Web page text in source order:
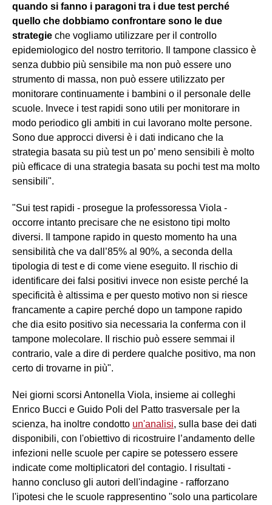
quando si fanno i paragoni tra i due test perché
quello che dobbiamo confrontare sono le due
strategie che vogliamo utilizzare per il controllo
epidemiologico del nostro territorio. Il tampone classico è
senza dubbio più sensibile ma non può essere uno
strumento di massa, non può essere utilizzato per
monitorare continuamente i bambini o il personale delle
scuole. Invece i test rapidi sono utili per monitorare in
modo periodico gli ambiti in cui lavorano molte persone.
Sono due approcci diversi è i dati indicano che la
strategia basata su più test un po’ meno sensibili è molto
più efficace di una strategia basata su pochi test ma molto
sensibili".
"Sui test rapidi - prosegue la professoressa Viola -
occorre intanto precisare che ne esistono tipi molto
diversi. Il tampone rapido in questo momento ha una
sensibilità che va dall’85% al 90%, a seconda della
tipologia di test e di come viene eseguito. Il rischio di
identificare dei falsi positivi invece non esiste perché la
specificità è altissima e per questo motivo non si riesce
francamente a capire perché dopo un tampone rapido
che dia esito positivo sia necessaria la conferma con il
tampone molecolare. Il rischio può essere semmai il
contrario, vale a dire di perdere qualche positivo, ma non
certo di trovarne in più".
Nei giorni scorsi Antonella Viola, insieme ai colleghi
Enrico Bucci e Guido Poli del Patto trasversale per la
scienza, ha inoltre condotto un'analisi, sulla base dei dati
disponibili, con l'obiettivo di ricostruire l’andamento delle
infezioni nelle scuole per capire se potessero essere
indicate come moltiplicatori del contagio. I risultati -
hanno concluso gli autori dell'indagine - rafforzano
l'ipotesi che le scuole rappresentino "solo una particolare